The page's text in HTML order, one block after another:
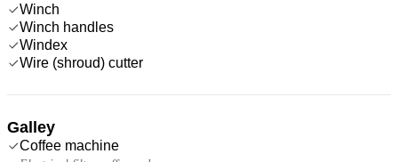
Winch
Winch handles
Windex
Wire (shroud) cutter
Galley
Coffee machine